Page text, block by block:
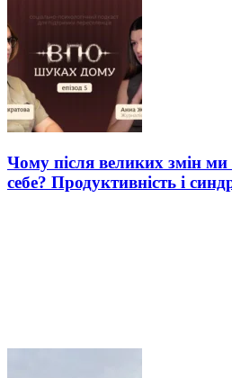
Чому після великих змін ми
себе? Продуктивність і